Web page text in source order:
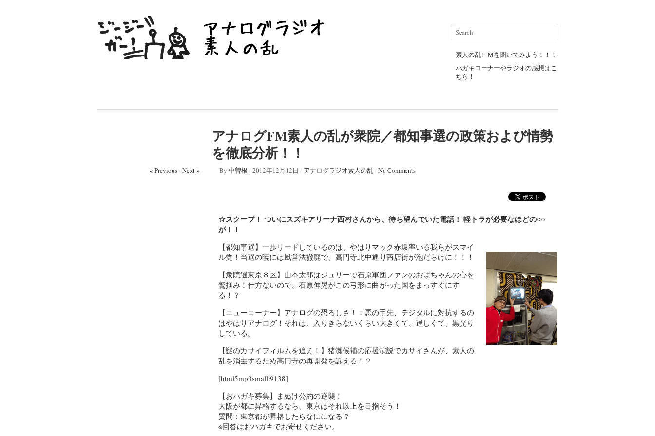
素人の乱ＦＭを聞いてみよう！！！
ハガキコーナーやラジオの感想はこ
ちら！
アナログFM素人の乱が衆院／都知事選の政策および情勢
を徹底分析！！
« Previous/ Next » By 中曽根 / 2012年12月12日 / アナログラジオ素人の乱/ No Comments
☆スクープ！ ついにスズキアリーナ西村さんから、待ち望んでいた電話！ 軽トラが必要なほどの○○
が！！
【都知事選】一歩リードしているのは、やはりマック赤坂率いる我らがスマイ
ル党！当選の暁には風営法撤廃で、高円寺北中通り商店街が泡だらけに！！！
【衆院選東京８区】山本太郎はジュリーで石原軍団ファンのおばちゃんの心を
鷲掴み！仕方ないので、石原伸晃がこの弓形に曲がった国をまっすぐにす
る！？
【ニューコーナー】アナログの恐ろしさ！：悪の手先、デジタルに対抗するの
はやはりアナログ！それは、入りきらないくらい大きくて、逞しくて、黒光り
している。
【謎のカサイフィルムを追え！】猪瀬候補の応援演説でカサイさんが、素人の
乱を消去するため高円寺の再開発を訴える！？
[html5mp3small:9138]
【おハガキ募集】まぬけ公約の逆襲！
大阪が都に昇格するなら、東京はそれ以上を目指そう！
質問：東京都が昇格したらなにになる？
※回答はおハガキでお寄せください。